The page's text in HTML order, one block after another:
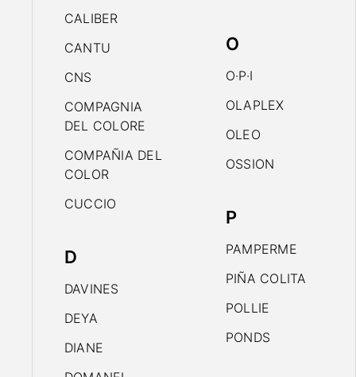
CALIBER
CANTU
CNS
COMPAGNIA
DEL COLORE
COMPAÑIA DEL
COLOR
CUCCIO
D
DAVINES
DEYA
DIANE
O
O·P·I
OLAPLEX
OLEO
OSSION
P
PAMPERME
PIÑA COLITA
POLLIE
PONDS